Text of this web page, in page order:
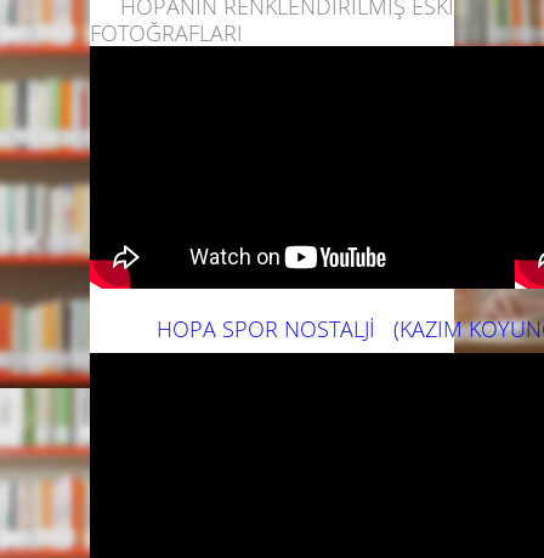
HOPANIN RENKLENDİRİLMİŞ ESKİ
FOTOĞRAFLARI
HOPA SPOR NOSTALJİ (KAZIM